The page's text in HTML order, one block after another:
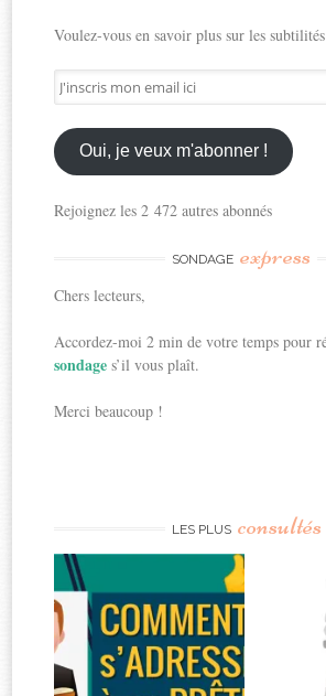
Voulez-vous en savoir plus sur les
J'inscris
mon
email
ici
Oui, je veux m'abonner !
Rejoignez les 2 472 autres abonnés
SONDAGE express
Chers lecteurs,
Accordez-moi 2 min de votre temps pour
sondages’il vous plaît.
Merci beaucoup !
LES PLUS consultés